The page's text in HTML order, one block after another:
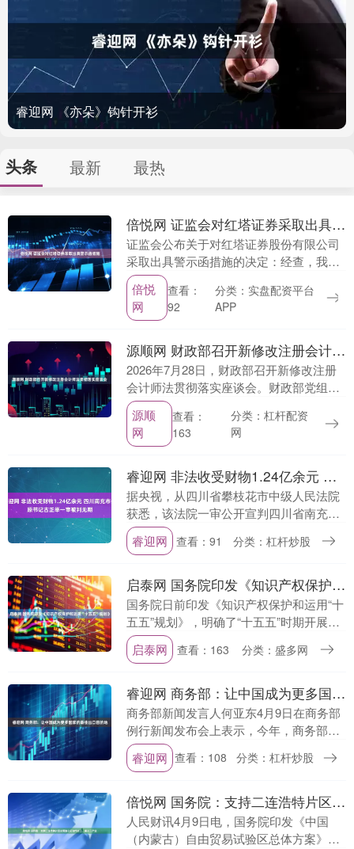
睿迎网 《亦朵》钩针开衫
头条 最新 最热
倍悦网 证监会对红塔证券采取出具警示函措施
证监会公布关于对红塔证券股份有限公司
采取出具警示函措施的决定：经查，我会
发现你公司存在质控现场核查不到位、保
荐工作报告披露不充分、底稿验收把关不
严等问题，上述情....
倍悦
网
查看：
92
分类：实盘配资平台
APP
源顺网 财政部召开新修改注册会计师法贯彻落实座谈会
2026年7月28日，财政部召开新修改注册
会计师法贯彻落实座谈会。财政部党组成
员、副部长郭婷婷出席会议并讲话。全国
人大常委会法工委副主任雷建斌应邀出席
会议并介绍....
源顺
网
查看：
163
分类：杠杆配资
网
睿迎网 非法收受财物1.24亿余元 四川南充市委原书记古正举一审被判无期
据央视，从四川省攀枝花市中级人民法院
获悉，该法院一审公开宣判四川省南充市
委原书记古正举受贿案，对被告人古正举
以受贿罪判处无期徒刑，剥夺政治权利终
睿迎网 查看：91 分类：杠杆炒股
启泰网 国务院印发《知识产权保护和运用“十五五”规划》
国务院日前印发《知识产权保护和运用“十
五五”规划》，明确了“十五五”时期开展知
识产权工作的目标指标、重点任务和专项
工程。 《规划》提出，到2030年，我国知
启泰网 查看：163 分类：盛多网
睿迎网 商务部：让中国成为更多国家的最佳出口目的地
商务部新闻发言人何亚东4月9日在商务部
例行新闻发布会上表示，今年，商务部主
动谋划，打响“出口中国”品牌。商务部欢
迎各国把握“出口中国”新机遇，让中国成
睿迎网 查看：108 分类：杠杆炒股
倍悦网 国务院：支持二连浩特片区发展液化石油气加工、氟化工产业
人民财讯4月9日电，国务院印发《中国
（内蒙古）自由贸易试验区总体方案》。